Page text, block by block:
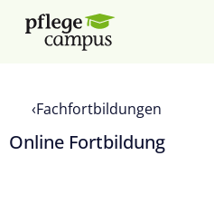
Fachfortbildungen
Online Fortbildung